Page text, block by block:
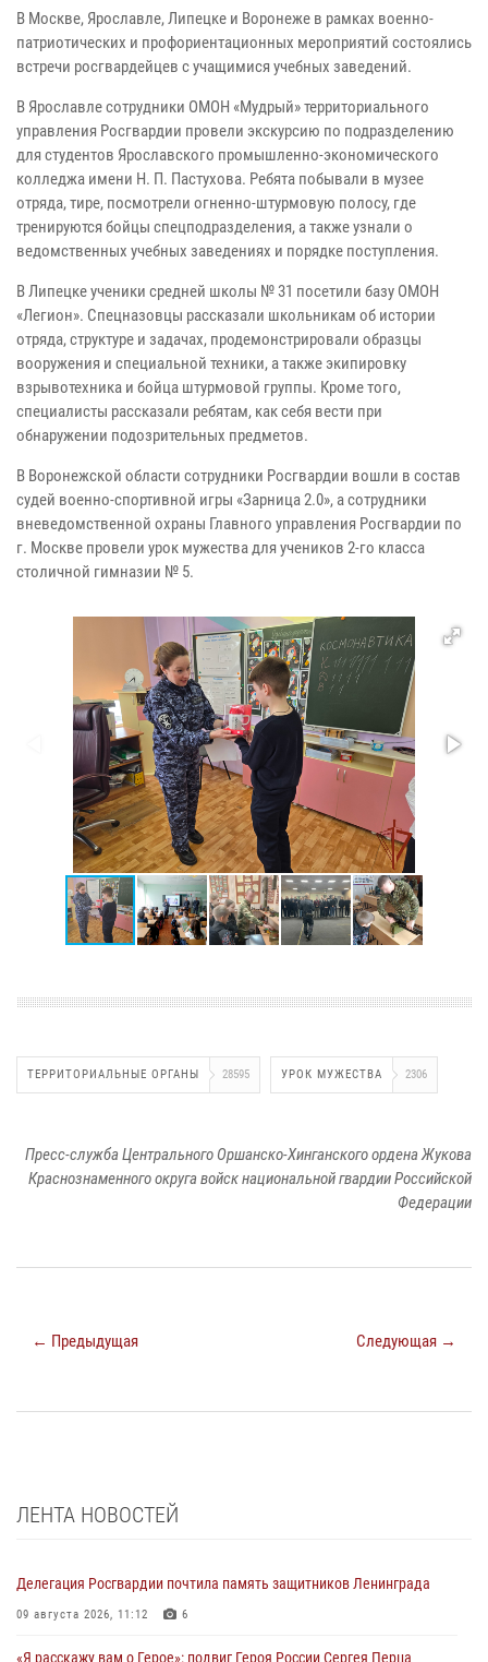
В Москве, Ярославле, Липецке и Воронеже в рамках военно-
патриотических и профориентационных мероприятий состоялись
встречи росгвардейцев с учащимися учебных заведений.
В Ярославле сотрудники ОМОН «Мудрый» территориального
управления Росгвардии провели экскурсию по подразделению
для студентов Ярославского промышленно-экономического
колледжа имени Н. П. Пастухова. Ребята побывали в музее
отряда, тире, посмотрели огненно-штурмовую полосу, где
тренируются бойцы спецподразделения, а также узнали о
ведомственных учебных заведениях и порядке поступления.
В Липецке ученики средней школы № 31 посетили базу ОМОН
«Легион». Спецназовцы рассказали школьникам об истории
отряда, структуре и задачах, продемонстрировали образцы
вооружения и специальной техники, а также экипировку
взрывотехника и бойца штурмовой группы. Кроме того,
специалисты рассказали ребятам, как себя вести при
обнаружении подозрительных предметов.
В Воронежской области сотрудники Росгвардии вошли в состав
судей военно-спортивной игры «Зарница 2.0», а сотрудники
вневедомственной охраны Главного управления Росгвардии по
г. Москве провели урок мужества для учеников 2-го класса
столичной гимназии № 5.
ТЕРРИТОРИАЛЬНЫЕ ОРГАНЫ 28595 УРОК МУЖЕСТВА 2306
Пресс-служба Центрального Оршанско-Хинганского ордена Жукова
Краснознаменного округа войск национальной гвардии Российской
Федерации
← Предыдущая Следующая →
ЛЕНТА НОВОСТЕЙ
Делегация Росгвардии почтила память защитников Ленинграда
09 августа 2026, 11:12 6
«Я расскажу вам о Герое»: подвиг Героя России Сергея Перца